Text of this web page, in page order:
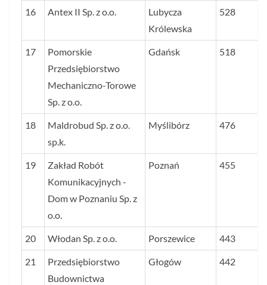
16 Antex II Sp. z o.o.
Lubycza
Królewska
528
17
Pomorskie
Przedsiębiorstwo
Mechaniczno-Torowe
Sp. z o.o.
Gdańsk 518
18
Maldrobud Sp. z o.o.
sp.k.
Myślibórz 476
19
Zakład Robót
Komunikacyjnych -
Dom w Poznaniu Sp. z
o.o.
Poznań 455
20 Włodan Sp. z o.o. Porszewice 443
21
Przedsiębiorstwo
Budownictwa
Głogów 442